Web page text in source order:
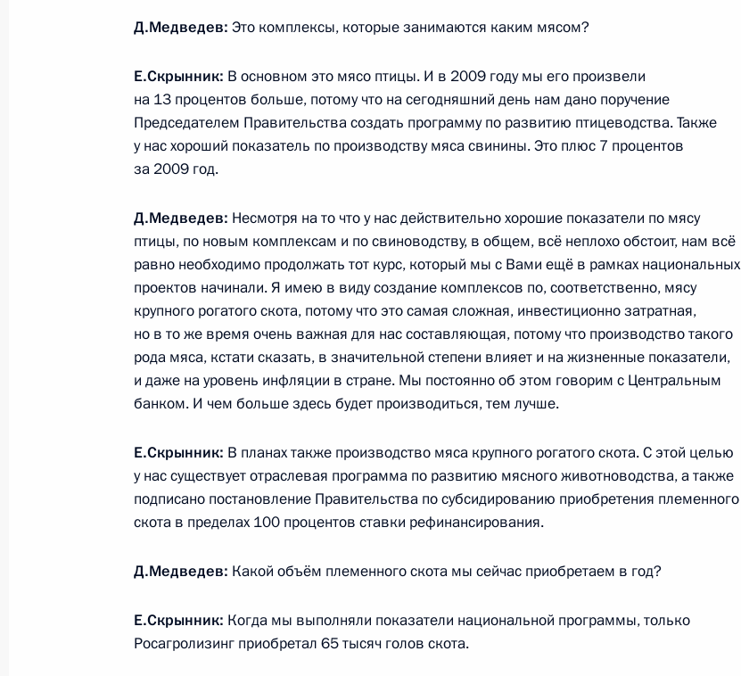
Дмитрий Медведев открыл Год учителя в России
21 января 2010 года, 12:20 Санкт-Петербург
Заседание Комиссии по модернизации и технологическому
развитию экономики России
20 января 2010 года, 17:00
7
Дмитрий Медведев ознакомился с деятельностью особой
экономической зоны «Липецк»
20 января 2010 года, 16:30 Липецк
8
Рабочая встреча с губернатором Липецкой области Олегом
Королёвым
1
19 января 2010 года, вторник
Д.Медведев: Это комплексы, которые занимаются каким мясом?
Е.Скрынник: В основном это мясо птицы. И в 2009 году мы его произвели
на 13 процентов больше, потому что на сегодняшний день нам дано поручение
Председателем Правительства создать программу по развитию птицеводства. Также
у нас хороший показатель по производству мяса свинины. Это плюс 7 процентов
за 2009 год.
Д.Медведев: Несмотря на то что у нас действительно хорошие показатели по мясу
птицы, по новым комплексам и по свиноводству, в общем, всё неплохо обстоит, нам всё
равно необходимо продолжать тот курс, который мы с Вами ещё в рамках национальных
проектов начинали. Я имею в виду создание комплексов по, соответственно, мясу
крупного рогатого скота, потому что это самая сложная, инвестиционно затратная,
но в то же время очень важная для нас составляющая, потому что производство такого
рода мяса, кстати сказать, в значительной степени влияет и на жизненные показатели,
и даже на уровень инфляции в стране. Мы постоянно об этом говорим с Центральным
банком. И чем больше здесь будет производиться, тем лучше.
Е.Скрынник: В планах также производство мяса крупного рогатого скота. С этой целью
у нас существует отраслевая программа по развитию мясного животноводства, а также
подписано постановление Правительства по субсидированию приобретения племенного
скота в пределах 100 процентов ставки рефинансирования.
Д.Медведев: Какой объём племенного скота мы сейчас приобретаем в год?
Е.Скрынник: Когда мы выполняли показатели национальной программы, только
Росагролизинг приобретал 65 тысяч голов скота.